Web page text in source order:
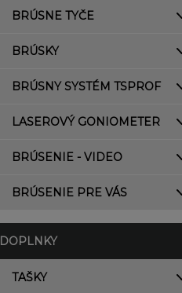
BRÚSNE TYČE
BRÚSKY
BRÚSNY SYSTÉM TSPROF
LASEROVÝ GONIOMETER
BRÚSENIE - VIDEO
BRÚSENIE PRE VÁS
DOPLNKY
TAŠKY